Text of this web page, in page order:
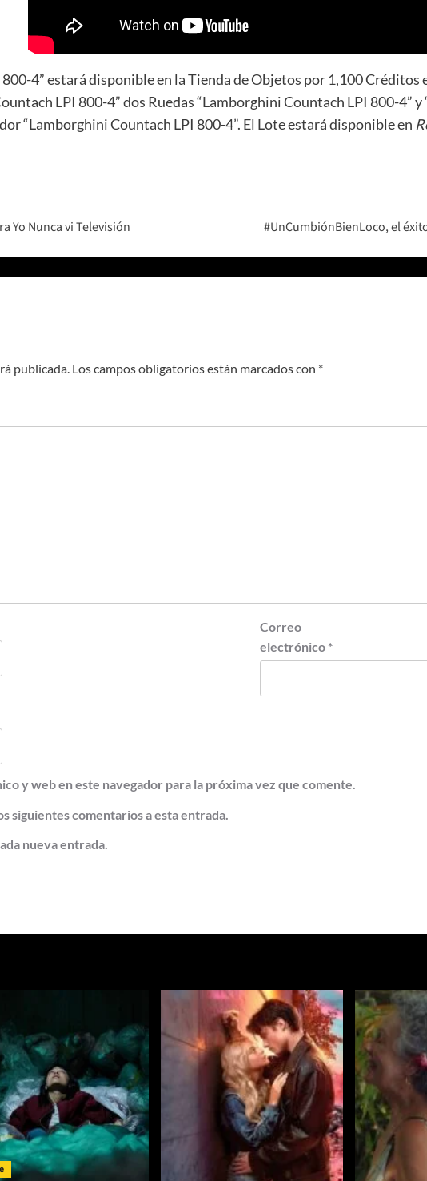
4” estará disponible en la Tienda de Objetos por 1,100 Créditos
LPI 800-4” dos Ruedas “Lamborghini Countach LPI 800-4”
“Lamborghini Countach LPI 800-4”. El Lote estará disponible en
Yo Nunca vi Televisión
#UnCumbiónBienLoco, el
publicada. Los campos obligatorios están marcados con *
Correo
electrónico *
y web en este navegador para la próxima vez que comente.
siguientes comentarios a esta entrada.
nueva entrada.